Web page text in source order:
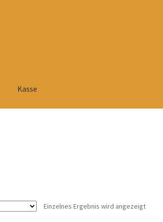
Kasse
Einzelnes Ergebnis wird angezeigt